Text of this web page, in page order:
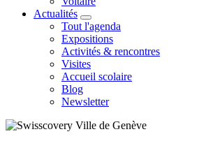
Actualités
Tout l'agenda
Expositions
Activités & rencontres
Visites
Accueil scolaire
Blog
Newsletter